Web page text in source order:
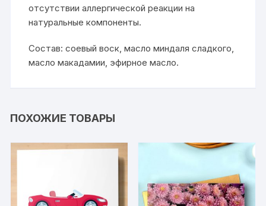
отсутствии аллергической реакции на
натуральные компоненты.
Состав: соевый воск, масло миндаля сладкого,
масло макадамии, эфирное масло.
ПОХОЖИЕ ТОВАРЫ